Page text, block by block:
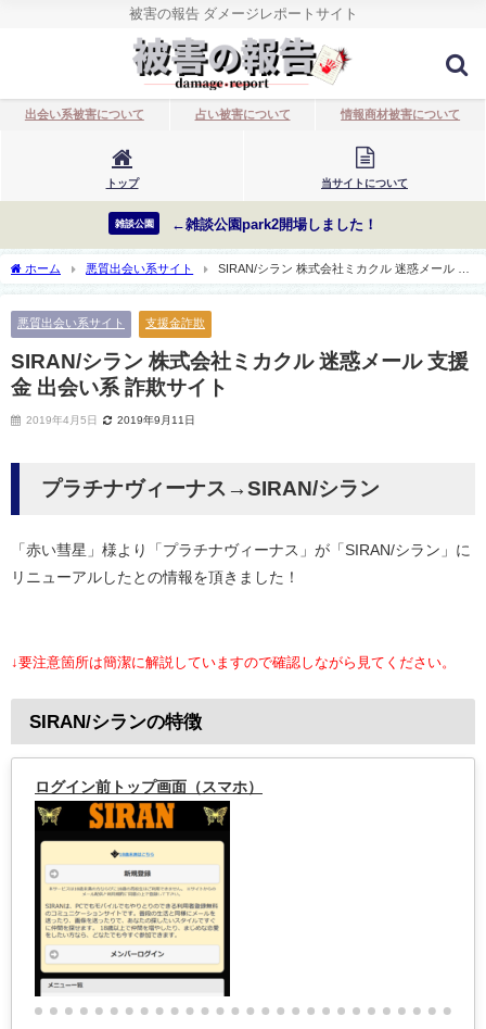
被害の報告 ダメージレポートサイト
出会い系被害について 占い被害について 情報商材被害について
トップ 当サイトについて
雑談公園 ←雑談公園park2開場しました！
ホーム 悪質出会い系サイト
SIRAN/シラン 株式会社ミカクル 迷惑メール 支
援金 出会い系 詐欺サイト
悪質出会い系サイト 支援金詐欺
SIRAN/シラン 株式会社ミカクル 迷惑メール 支援
金 出会い系 詐欺サイト
2019年4月5日 2019年9月11日
プラチナヴィーナス→SIRAN/シラン
「赤い彗星」様より「プラチナヴィーナス」が「SIRAN/シラン」に
リニューアルしたとの情報を頂きました！
↓要注意箇所は簡潔に解説していますので確認しながら見てください。
SIRAN/シランの特徴
ログイン前トップ画面（スマホ）